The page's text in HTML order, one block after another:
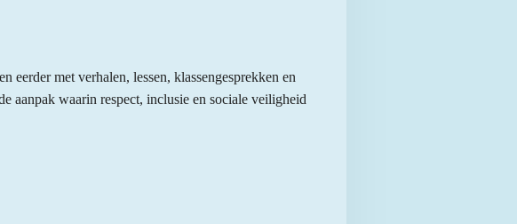
eerder met verhalen, lessen, klassengesprekken en
aanpak waarin respect, inclusie en sociale veiligheid